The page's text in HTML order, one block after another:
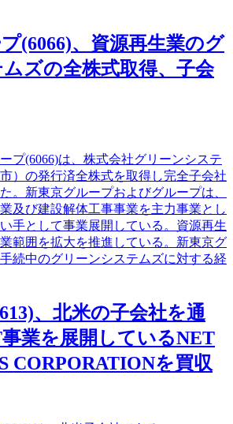
(6066)、資源再生業のグ
ズの全株式取得、子会
プ(6066)は、株式会社グリーンシステ
）の発行済全株式を取得し完全子会社
。新東京グループおよびグループは、
及び建設解体工事事業を主力事業とし
手として事業展開している。資源再生
範囲を拡大を推進している。新東京グ
続中のグリーンシステムズに対する経
、北米の子会社を通
業を展開しているNET
CORPORATIONを買収